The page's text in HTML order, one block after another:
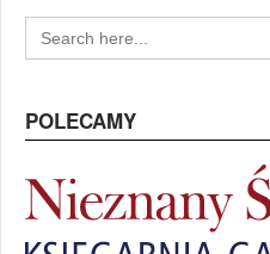
SEARCH
FOR:
POLECAMY